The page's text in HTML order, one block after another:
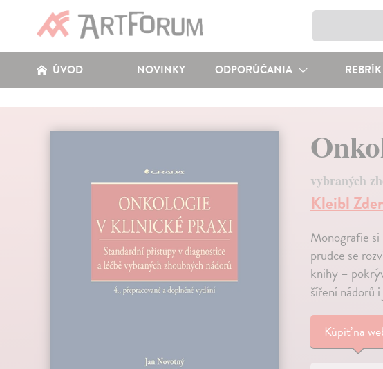
ÚVOD NOVINKY ODPORÚČANIA REBRÍK
vybraných
Kleibl
Monografie
prudce se
knihy –
šíření nádorů
Kúpiťna